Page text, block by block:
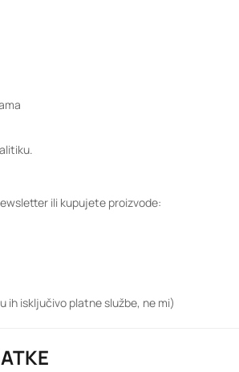
ili kupujete proizvode:
ih isključivo platne službe, ne mi)